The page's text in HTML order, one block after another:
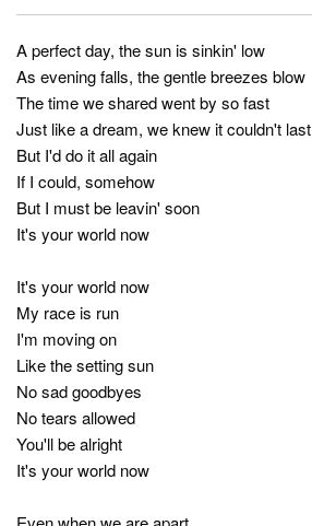
A perfect day, the sun is sinkin' low
As evening falls, the gentle breezes blow
The time we shared went by so fast
Just like a dream, we knew it couldn't last
But I'd do it all again
If I could, somehow
But I must be leavin' soon
It's your world now
It's your world now
My race is run
I'm moving on
Like the setting sun
No sad goodbyes
No tears allowed
You'll be alright
It's your world now